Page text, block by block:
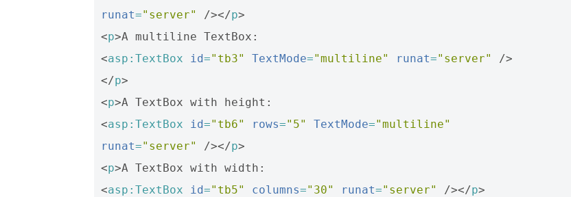
runat="server" /></p>
<p>
<asp:TextBox id="tb3" TextMode="multiline" runat="server"
/>
</p>
<p>
<asp:TextBox id="tb6" rows="5" TextMode="multiline"
runat="server" /></p>
<p>
<asp:TextBox id="tb5" columns="30" runat="server" /></p>